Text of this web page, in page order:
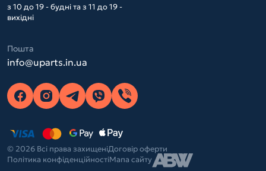
з 10 до 19 - будні та з 11 до 19 -
вихідні
Пошта
info@uparts.in.ua
© 2026 Всі права захищеніДоговір оферти
Політика конфіденційностіМапа сайту